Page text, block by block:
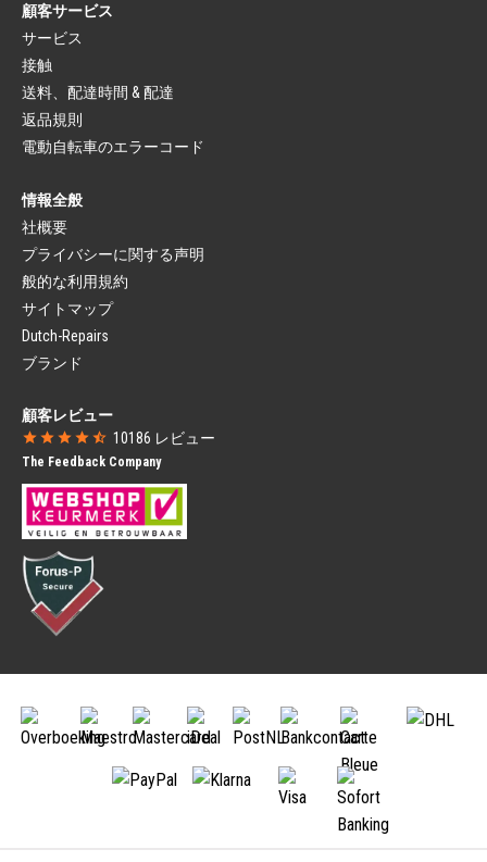
自転車 サドル
サドル
シートポスト
シートポスト マウンティング
サドル カバー
フォーク
固定フォーク
サスペンション フォーク
フェンダー
泥除け
泥除けステー
自転車 フェンダー パーツ
チェーン ガード
クローズド チェーン ガード
チェーン ガード オープン
自転車 シート
自転車 シート フロントマウント
自転車 シート リアマウント
自転車 シート ウィンドシールド
自転車 バスケット
自転車 バスケット
自転車 クレート
自転車 バスケット 犬用
ロック
フレーム ロック
ケーブル ロック
パニエ
シングル パニエ
アクセサリー
サイクリング トレーナー
自転車 ミラー
携帯電話用 ホルダー 自転車
ハンド ウォーマー / ハンド マフ
子供用 バイクアクセサリー
安全フラッグ 子供用 自転車
顧客サービス
サービス
接触
送料、配達時間 & 配達
返品規則
電動自転車のエラーコード
情報全般
社概要
プライバシーに関する声明
般的な利用規約
サイトマップ
Dutch-Repairs
ブランド
顧客レビュー
10186 レビュー
The Feedback Company